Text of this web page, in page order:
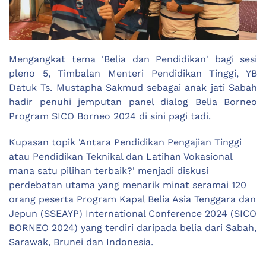
Mengangkat tema 'Belia dan Pendidikan' bagi sesi
pleno 5, Timbalan Menteri Pendidikan Tinggi, YB
Datuk Ts. Mustapha Sakmud sebagai anak jati Sabah
hadir penuhi jemputan panel dialog Belia Borneo
Program SICO Borneo 2024 di sini pagi tadi.
Kupasan topik 'Antara Pendidikan Pengajian Tinggi
atau Pendidikan Teknikal dan Latihan Vokasional
mana satu pilihan terbaik?' menjadi diskusi
perdebatan utama yang menarik minat seramai 120
orang peserta Program Kapal Belia Asia Tenggara dan
Jepun (SSEAYP) International Conference 2024 (SICO
BORNEO 2024) yang terdiri daripada belia dari Sabah,
Sarawak, Brunei dan Indonesia.